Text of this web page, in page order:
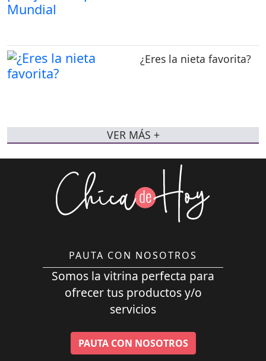
¿Eres la nieta favorita?
VER MÁS +
PAUTA CON NOSOTROS
Somos la vitrina perfecta para
ofrecer tus productos y/o
servicios
PAUTA CON NOSOTROS